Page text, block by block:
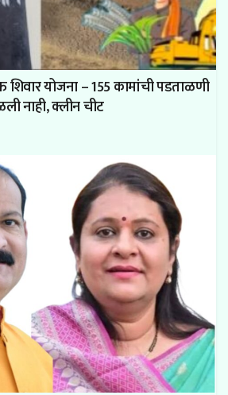
योजना – 155 कामांची पडताळणी
नाही, क्लीन चीट